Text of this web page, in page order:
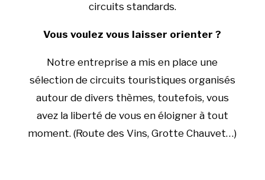
circuits standards.
Vous voulez vous laisser orienter ?
Notre entreprise a mis en place une
sélection de circuits touristiques organisés
autour de divers thèmes, toutefois, vous
avez la liberté de vous en éloigner à tout
moment. (Route des Vins, Grotte Chauvet…)